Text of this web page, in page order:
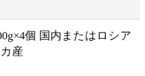
個 国内またはロシア
産